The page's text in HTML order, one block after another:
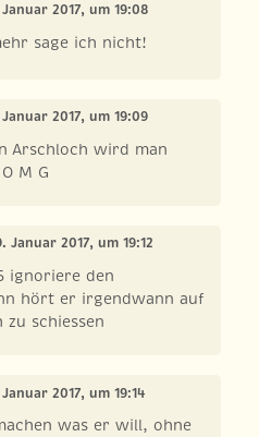
2017, um 19:08
sage ich nicht!
2017, um 19:09
Arschloch wird man
M G
Januar 2017, um 19:12
ignoriere den
hört er irgendwann auf
zu schiessen
2017, um 19:14
was er will, ohne